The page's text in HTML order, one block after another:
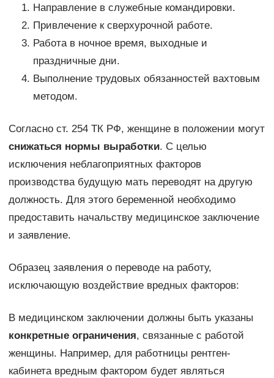
Направление в служебные командировки.
Привлечение к сверхурочной работе.
Работа в ночное время, выходные и
праздничные дни.
Выполнение трудовых обязанностей вахтовым
методом.
Согласно ст. 254 ТК РФ, женщине в положении могут
снижаться нормы выработки. С целью
исключения неблагоприятных факторов
производства будущую мать переводят на другую
должность. Для этого беременной необходимо
предоставить начальству медицинское заключение
и заявление.
Образец заявления о переводе на работу,
исключающую воздействие вредных факторов:
В медицинском заключении должны быть указаны
конкретные ограничения, связанные с работой
женщины. Например, для работницы рентген-
кабинета вредным фактором будет являться